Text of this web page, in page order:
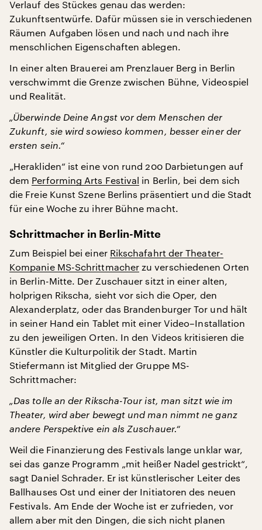
Verlauf des Stückes genau das werden:
Zukunftsentwürfe. Dafür müssen sie in verschiedenen
Räumen Aufgaben lösen und nach und nach ihre
menschlichen Eigenschaften ablegen.
In einer alten Brauerei am Prenzlauer Berg in Berlin
verschwimmt die Grenze zwischen Bühne, Videospiel
und Realität.
„Überwinde Deine Angst vor dem Menschen der
Zukunft, sie wird sowieso kommen, besser einer der
ersten sein.“
„Herakliden“ ist eine von rund 200 Darbietungen auf
dem Performing Arts Festival in Berlin, bei dem sich
die Freie Kunst Szene Berlins präsentiert und die Stadt
für eine Woche zu ihrer Bühne macht.
Schrittmacher in Berlin-Mitte
Zum Beispiel bei einer Rikschafahrt der Theater-
Kompanie MS-Schrittmacher zu verschiedenen Orten
in Berlin-Mitte. Der Zuschauer sitzt in einer alten,
holprigen Rikscha, sieht vor sich die Oper, den
Alexanderplatz, oder das Brandenburger Tor und hält
in seiner Hand ein Tablet mit einer Video–Installation
zu den jeweiligen Orten. In den Videos kritisieren die
Künstler die Kulturpolitik der Stadt. Martin
Stiefermann ist Mitglied der Gruppe MS-
Schrittmacher:
„Das tolle an der Rikscha-Tour ist, man sitzt wie im
Theater, wird aber bewegt und man nimmt ne ganz
andere Perspektive ein als Zuschauer.“
Weil die Finanzierung des Festivals lange unklar war,
sei das ganze Programm „mit heißer Nadel gestrickt“,
sagt Daniel Schrader. Er ist künstlerischer Leiter des
Ballhauses Ost und einer der Initiatoren des neuen
Festivals. Am Ende der Woche ist er zufrieden, vor
allem aber mit den Dingen, die sich nicht planen